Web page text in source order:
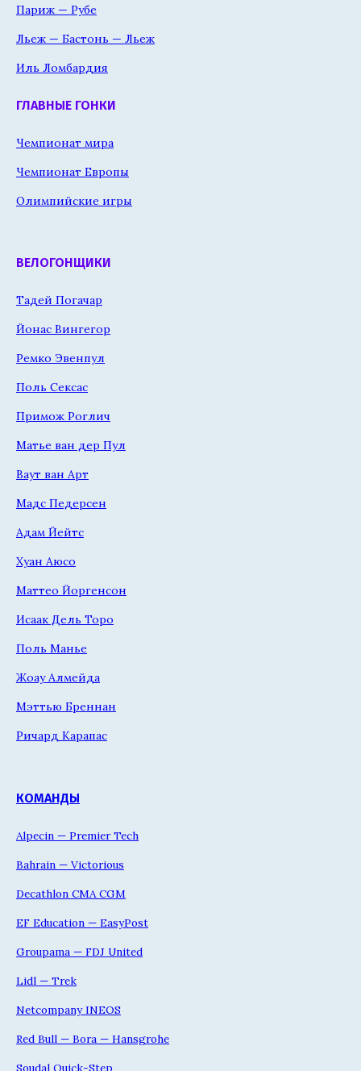
Париж — Рубе
Льеж — Бастонь — Льеж
Иль Ломбардия
ГЛАВНЫЕ ГОНКИ
Чемпионат мира
Чемпионат Европы
Олимпийские игры
ВЕЛОГОНЩИКИ
Тадей Погачар
Йонас Вингегор
Ремко Эвенпул
Поль Сексас
Примож Роглич
Матье ван дер Пул
Ваут ван Арт
Мадс Педерсен
Адам Йейтс
Хуан Аюсо
Маттео Йоргенсон
Исаак Дель Торо
Поль Манье
Жоау Алмейда
Мэттью Бреннан
Ричард Карапас
КОМАНДЫ
Alpecin — Premier Tech
Bahrain — Victorious
Decathlon CMA CGM
EF Education — EasyPost
Groupama — FDJ United
Lidl — Trek
Netcompany INEOS
Red Bull — Bora — Hansgrohe
Soudal Quick-Step